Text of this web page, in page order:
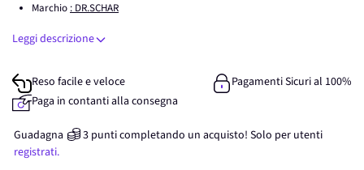
Marchio : DR.SCHAR
Leggi descrizione
Reso facile e veloce
Pagamenti Sicuri al 100%
Paga in contanti alla consegna
Guadagna 3 punticompletando un acquisto! Solo per utenti
registrati.